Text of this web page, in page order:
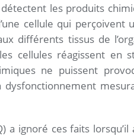
les produits
cellule qui perçoivent
différents tissus de
cellules réagissent en
ne puissent
a ignoré ces faits lorsqu’il